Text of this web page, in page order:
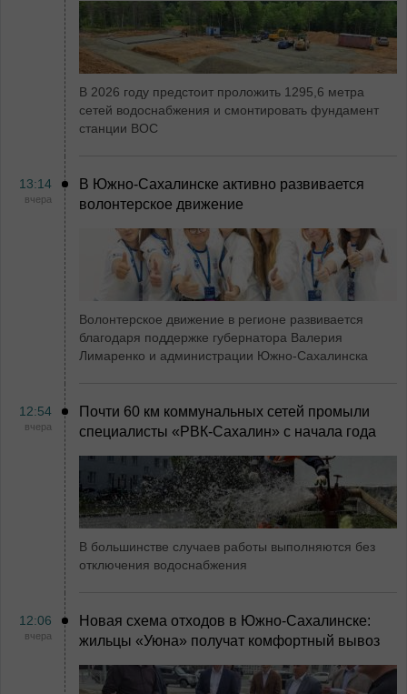
В 2026 году предстоит проложить 1295,6 метра
сетей водоснабжения и смонтировать фундамент
станции ВОС
13:14
вчера
В Южно-Сахалинске активно развивается
волонтерское движение
Волонтерское движение в регионе развивается
благодаря поддержке губернатора Валерия
Лимаренко и администрации Южно-Сахалинска
12:54
вчера
Почти 60 км коммунальных сетей промыли
специалисты «РВК‑Сахалин» с начала года
В большинстве случаев работы выполняются без
отключения водоснабжения
12:06
вчера
Новая схема отходов в Южно-Сахалинске:
жильцы «Уюна» получат комфортный вывоз